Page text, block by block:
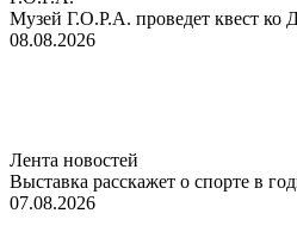
Музей Г.О.Р.А. проведет квест ко
08.08.2026
Лента новостей
Выставка расскажет о спорте в
07.08.2026